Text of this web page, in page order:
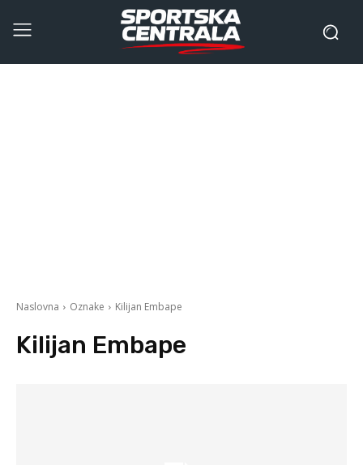
Naslovna Oznake Kilijan Embape
Kilijan Embape